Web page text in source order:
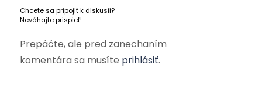
Chcete sa pripojiť k diskusii?
Neváhajte prispieť!
Prepáčte, ale pred zanechaním
komentára sa musíte prihlásiť.